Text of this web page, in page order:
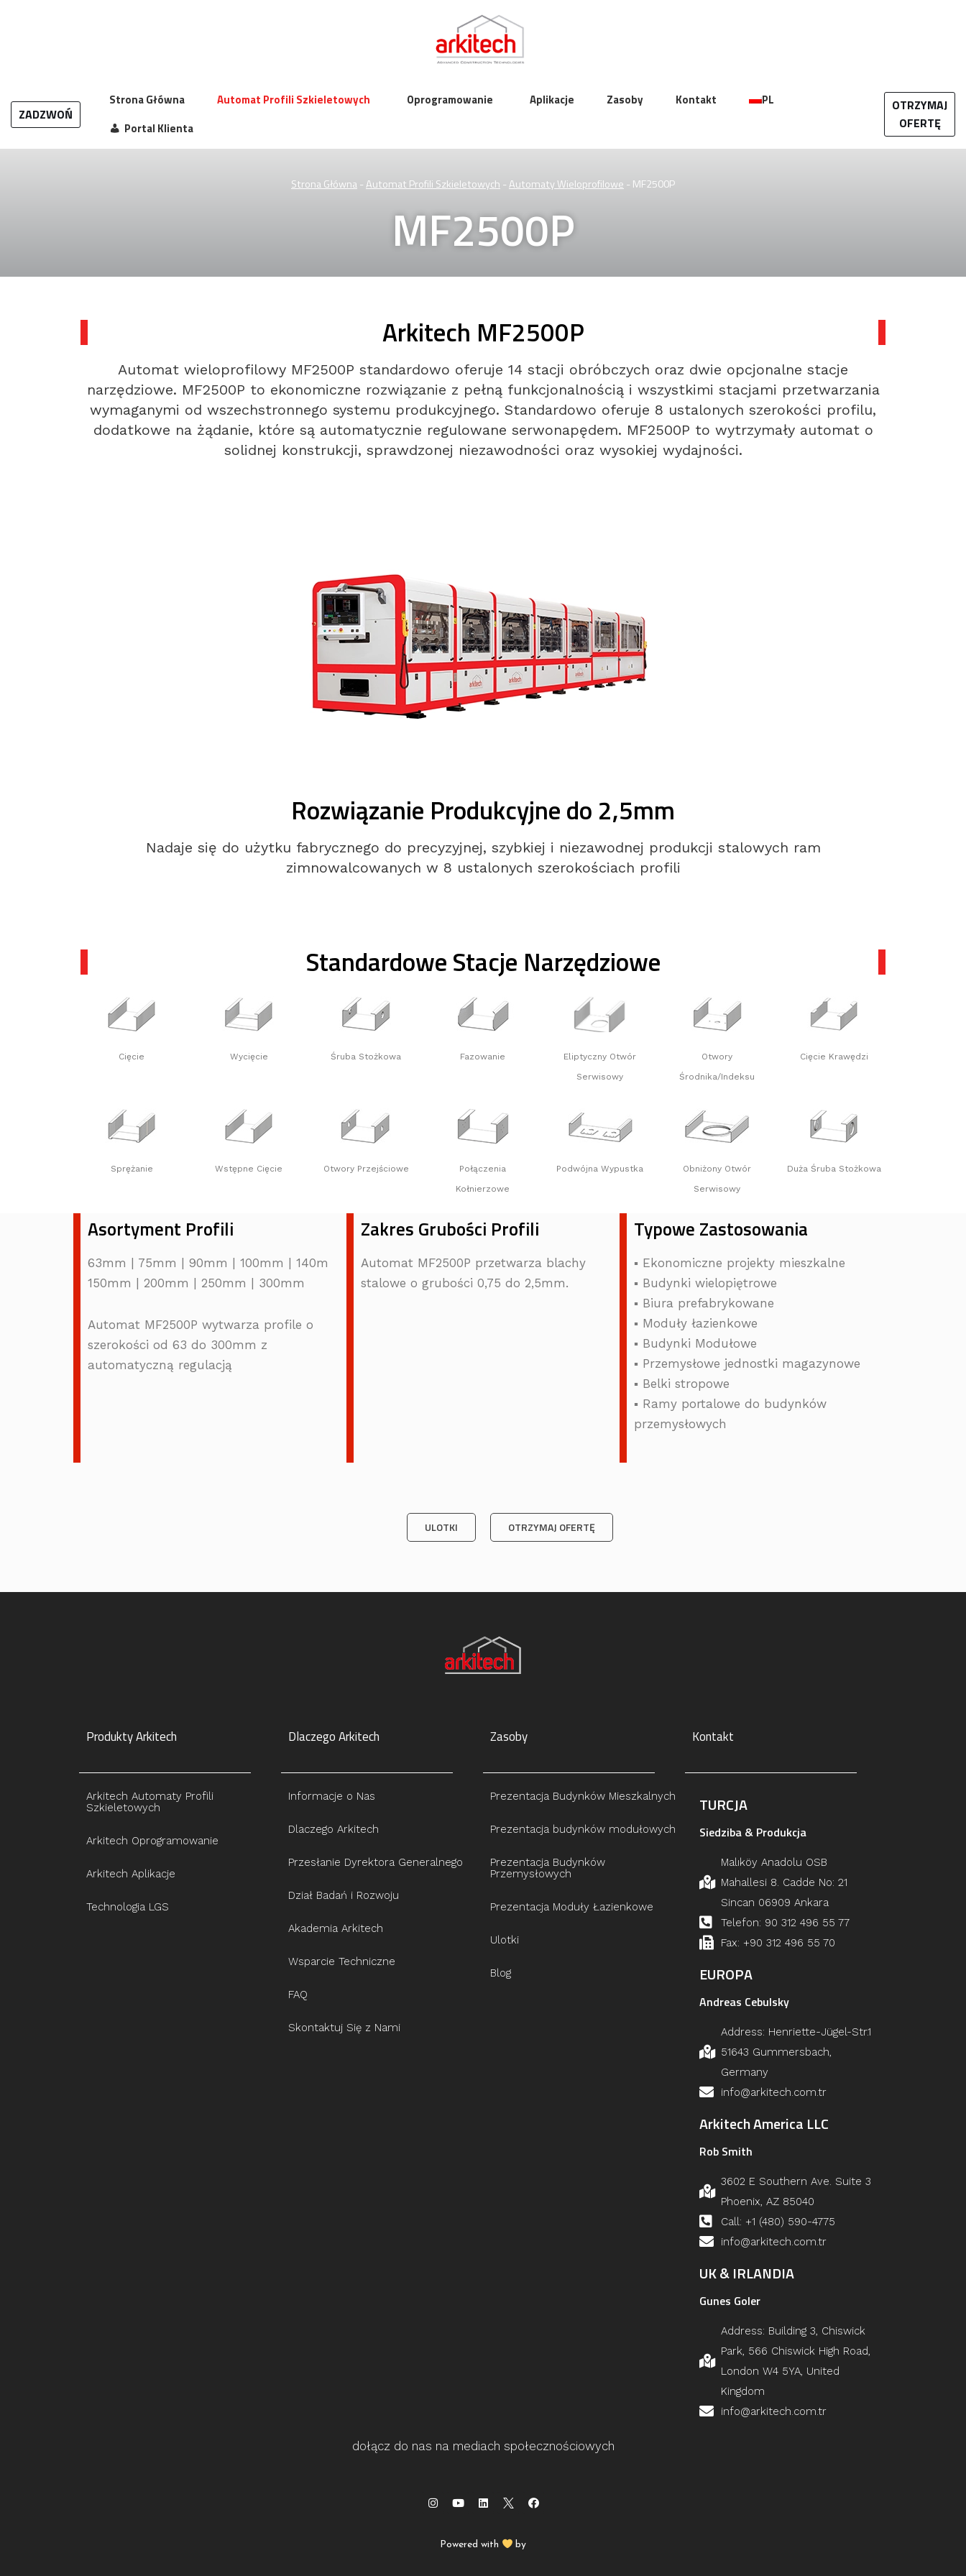
ZADZWOŃ
Strona Główna Automat Profili Szkieletowych Oprogramowanie Aplikacje Zasoby Kontakt
PL
Portal Klienta
OTRZYMAJ
OFERTĘ
Strona Główna-Automat Profili Szkieletowych -Automaty Wieloprofilowe - MF2500P
MF2500P
Arkitech MF2500P
Automat wieloprofilowy MF2500P standardowo oferuje 14 stacji obróbczych oraz dwie opcjonalne stacje
narzędziowe. MF2500P to ekonomiczne rozwiązanie z pełną funkcjonalnością i wszystkimi stacjami przetwarzania
wymaganymi od wszechstronnego systemu produkcyjnego. Standardowo oferuje 8 ustalonych szerokości profilu,
dodatkowe na żądanie, które są automatycznie regulowane serwonapędem. MF2500P to wytrzymały automat o
solidnej konstrukcji, sprawdzonej niezawodności oraz wysokiej wydajności.
Rozwiązanie Produkcyjne do 2,5mm
Nadaje się do użytku fabrycznego do precyzyjnej, szybkiej i niezawodnej produkcji stalowych ram
zimnowalcowanych w 8 ustalonych szerokościach profili
Standardowe Stacje Narzędziowe
Cięcie Wycięcie Śruba Stożkowa Fazowanie
Eliptyczny Otwór
Serwisowy
Otwory
Środnika/Indeksu
Cięcie Krawędzi
Sprężanie Wstępne Cięcie Otwory Przejściowe
Połączenia
Kołnierzowe
Podwójna Wypustka
Obniżony Otwór
Serwisowy
Duża Śruba Stożkowa
Asortyment Profili
63mm | 75mm | 90mm | 100mm | 140m
150mm | 200mm | 250mm | 300mm
Automat MF2500P wytwarza profile o
szerokości od 63 do 300mm z
automatyczną regulacją
Zakres Grubości Profili
Automat MF2500P przetwarza blachy
stalowe o grubości 0,75 do 2,5mm.
Typowe Zastosowania
▪ Ekonomiczne projekty mieszkalne
▪ Budynki wielopiętrowe
▪ Biura prefabrykowane
▪ Moduły łazienkowe
▪ Budynki Modułowe
▪ Przemysłowe jednostki magazynowe
▪ Belki stropowe
▪ Ramy portalowe do budynków
przemysłowych
ULOTKI OTRZYMAJ OFERTĘ
Produkty Arkitech
Arkitech Automaty Profili
Szkieletowych
Arkitech Oprogramowanie
Arkitech Aplikacje
Technologia LGS
Dlaczego Arkitech
Informacje o Nas
Dlaczego Arkitech
Przesłanie Dyrektora Generalnego
Dział Badań i Rozwoju
Akademia Arkitech
Wsparcie Techniczne
FAQ
Skontaktuj Się z Nami
Zasoby
Prezentacja Budynków Mieszkalnych
Prezentacja budynków modułowych
Prezentacja Budynków
Przemysłowych
Prezentacja Moduły Łazienkowe
Ulotki
Blog
Kontakt
TURCJA
Siedziba & Produkcja
Malıköy Anadolu OSB
Mahallesi 8. Cadde No: 21
Sincan 06909 Ankara
Telefon: 90 312 496 55 77
Fax: +90 312 496 55 70
EUROPA
Andreas Cebulsky
Address: Henriette-Jügel-Str.1
51643 Gummersbach,
Germany
info@arkitech.com.tr
Arkitech America LLC
Rob Smith
3602 E Southern Ave. Suite 3
Phoenix, AZ 85040
Call: +1 (480) 590-4775
info@arkitech.com.tr
UK & IRLANDIA
Gunes Goler
Address: Building 3, Chiswick
Park, 566 Chiswick High Road,
London W4 5YA, United
Kingdom
info@arkitech.com.tr
dołącz do nas na mediach społecznościowych
Powered with by